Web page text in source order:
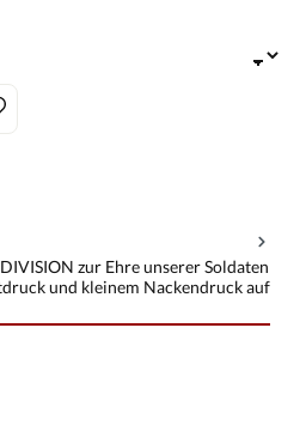
Wert ein oder benutze die
zur Ehre unserer Soldaten
und kleinem Nackendruck auf